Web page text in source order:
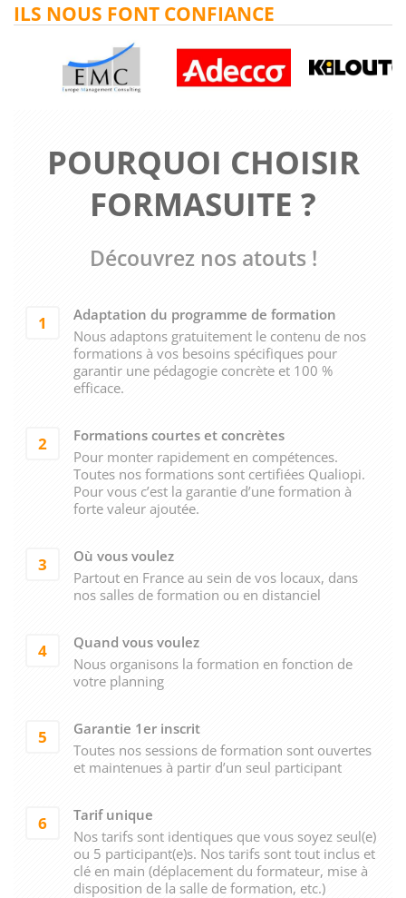
POURQUOI CHOISIR
FORMASUITE ?
Découvrez nos atouts !
1
Adaptation du programme de formation
Nous adaptons gratuitement le contenu de nos
formations à vos besoins spécifiques pour
garantir une pédagogie concrète et 100 %
efficace.
2
Formations courtes et concrètes
Pour monter rapidement en compétences.
Toutes nos formations sont certifiées Qualiopi.
Pour vous c’est la garantie d’une formation à
forte valeur ajoutée.
3
Où vous voulez
Partout en France au sein de vos locaux, dans
nos salles de formation ou en distanciel
4
Quand vous voulez
Nous organisons la formation en fonction de
votre planning
5
Garantie 1er inscrit
Toutes nos sessions de formation sont ouvertes
et maintenues à partir d’un seul participant
6
Tarif unique
Nos tarifs sont identiques que vous soyez seul(e)
ou 5 participant(e)s. Nos tarifs sont tout inclus et
clé en main (déplacement du formateur, mise à
disposition de la salle de formation, etc.)
ILS NOUS FONT CONFIANCE